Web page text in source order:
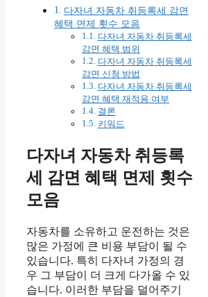
다자녀 자동차 취등록세 감면
혜택 면제 횟수 모음
다자녀 자동차 취등록세
감면 혜택 범위
다자녀 자동차 취등록세
감면 신청 방법
다자녀 자동차 취등록세
감면 혜택 재적용 여부
결론
키워드
다자녀 자동차 취등록
세 감면 혜택 면제 횟수
모음
자동차를 소유하고 운전하는 것은
많은 가정에 큰 비용 부담이 될 수
있습니다. 특히 다자녀 가정의 경
우 그 부담이 더 크게 다가올 수 있
습니다. 이러한 부담을 덜어주기